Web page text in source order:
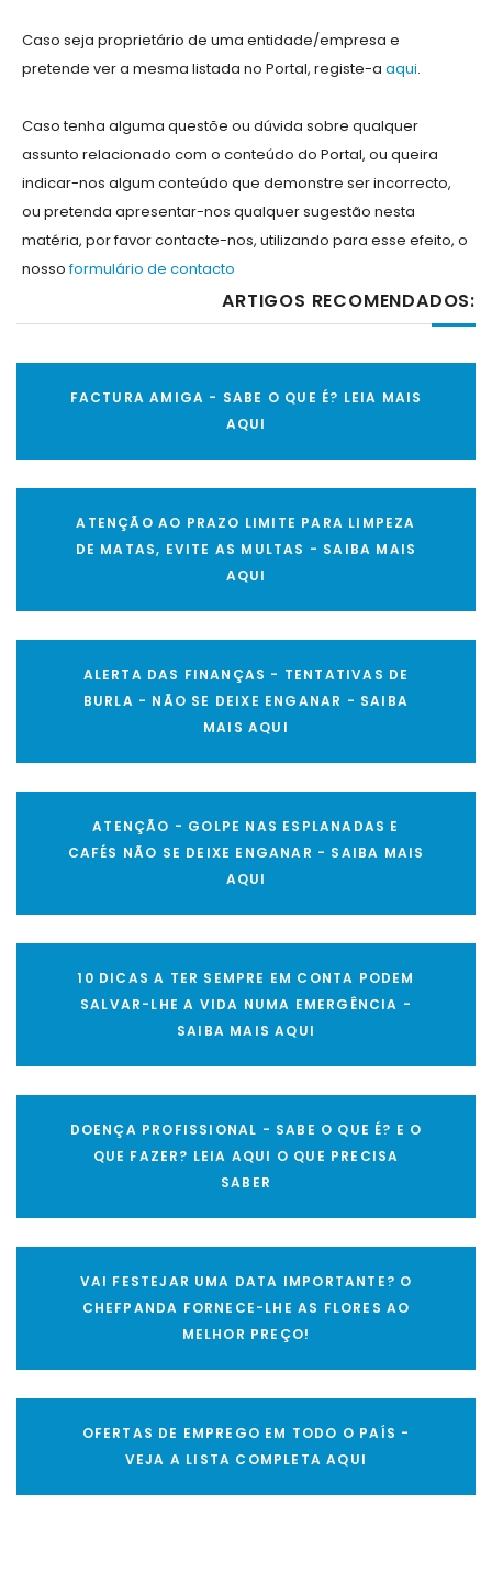
Caso seja proprietário de uma entidade/empresa e
pretende ver a mesma listada no Portal, registe-a aqui.
Caso tenha alguma questõe ou dúvida sobre qualquer
assunto relacionado com o conteúdo do Portal, ou queira
indicar-nos algum conteúdo que demonstre ser incorrecto,
ou pretenda apresentar-nos qualquer sugestão nesta
matéria, por favor contacte-nos, utilizando para esse efeito, o
nossoformulário de contacto
ARTIGOS RECOMENDADOS:
FACTURA AMIGA - SABE O QUE É? LEIA MAIS
AQUI
ATENÇÃO AO PRAZO LIMITE PARA LIMPEZA
DE MATAS, EVITE AS MULTAS - SAIBA MAIS
AQUI
ALERTA DAS FINANÇAS - TENTATIVAS DE
BURLA - NÃO SE DEIXE ENGANAR - SAIBA
MAIS AQUI
ATENÇÃO - GOLPE NAS ESPLANADAS E
CAFÉS NÃO SE DEIXE ENGANAR - SAIBA MAIS
AQUI
10 DICAS A TER SEMPRE EM CONTA PODEM
SALVAR-LHE A VIDA NUMA EMERGÊNCIA -
SAIBA MAIS AQUI
DOENÇA PROFISSIONAL - SABE O QUE É? E O
QUE FAZER? LEIA AQUI O QUE PRECISA
SABER
VAI FESTEJAR UMA DATA IMPORTANTE? O
CHEFPANDA FORNECE-LHE AS FLORES AO
MELHOR PREÇO!
OFERTAS DE EMPREGO EM TODO O PAÍS -
VEJA A LISTA COMPLETA AQUI